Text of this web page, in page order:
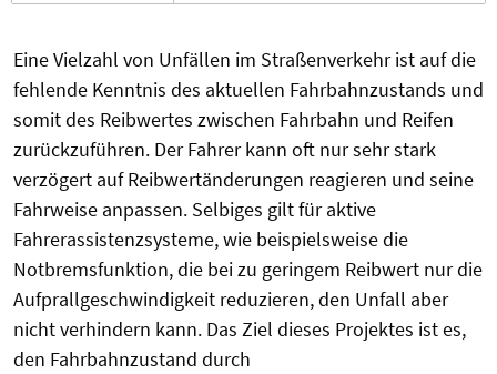
Eine Vielzahl von Unfällen im Straßenverkehr ist auf die
fehlende Kenntnis des aktuellen Fahrbahnzustands und
somit des Reibwertes zwischen Fahrbahn und Reifen
zurückzuführen. Der Fahrer kann oft nur sehr stark
verzögert auf Reibwertänderungen reagieren und seine
Fahrweise anpassen. Selbiges gilt für aktive
Fahrerassistenzsysteme, wie beispielsweise die
Notbremsfunktion, die bei zu geringem Reibwert nur die
Aufprallgeschwindigkeit reduzieren, den Unfall aber
nicht verhindern kann. Das Ziel dieses Projektes ist es,
den Fahrbahnzustand durch